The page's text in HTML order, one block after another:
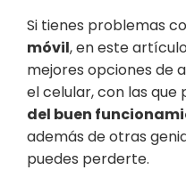
Si tienes problemas
móvil, en este
mejores opciones de
el celular, con las que
del buen
además de otras
puedes perderte.